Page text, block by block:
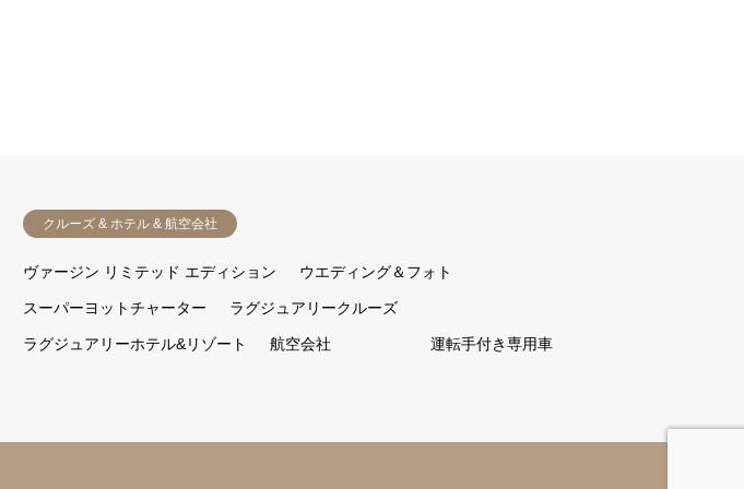
クルーズ & ホテル & 航空会社
ヴァージン リミテッド エディション ウエディング＆フォト
スーパーヨットチャーター ラグジュアリークルーズ
ラグジュアリーホテル&リゾート 航空会社 運転手付き専用車